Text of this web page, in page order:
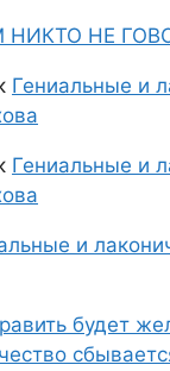
НИКТО НЕ
Гениальные и
Гениальные и
и
будет